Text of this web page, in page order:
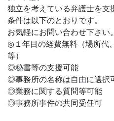
独立を考えている弁護士を支
条件は以下のとおりです。
お気軽にお問い合わせ下さい。
◎１年目の経費無料（場所代
等）
◎秘書等の支援可能
◎事務所の名称は自由に選択
◎業務に関する質問等可能
◎事務所事件の共同受任可